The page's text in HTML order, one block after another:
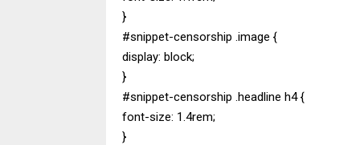
}
#snippet-censorship .image {
display: block;
}
#snippet-censorship .headline h4 {
font-size: 1.4rem;
}